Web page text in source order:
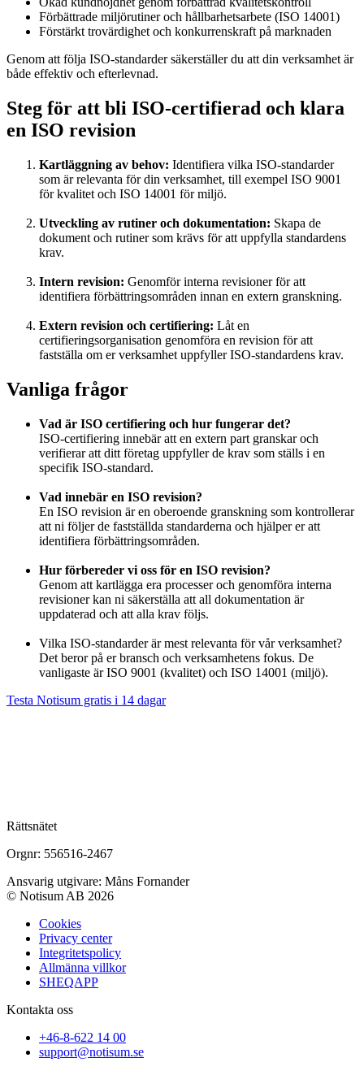
Förbättrade miljörutiner och hållbarhetsarbete (ISO 14001)
Förstärkt trovärdighet och konkurrenskraft på marknaden
Genom att följa ISO-standarder säkerställer du att din verksamhet är
både effektiv och efterlevnad.
Steg för att bli ISO-certifierad och klara
en ISO revision
Kartläggning av behov: Identifiera vilka ISO-standarder
som är relevanta för din verksamhet, till exempel ISO 9001
för kvalitet och ISO 14001 för miljö.
Utveckling av rutiner och dokumentation: Skapa de
dokument och rutiner som krävs för att uppfylla standardens
krav.
Intern revision: Genomför interna revisioner för att
identifiera förbättringsområden innan en extern granskning.
Extern revision och certifiering: Låt en
certifieringsorganisation genomföra en revision för att
fastställa om er verksamhet uppfyller ISO-standardens krav.
Vanliga frågor
Vad är ISO certifiering och hur fungerar det?
ISO-certifiering innebär att en extern part granskar och
verifierar att ditt företag uppfyller de krav som ställs i en
specifik ISO-standard.
Vad innebär en ISO revision?
En ISO revision är en oberoende granskning som kontrollerar
att ni följer de fastställda standarderna och hjälper er att
identifiera förbättringsområden.
Hur förbereder vi oss för en ISO revision?
Genom att kartlägga era processer och genomföra interna
revisioner kan ni säkerställa att all dokumentation är
uppdaterad och att alla krav följs.
Vilka ISO-standarder är mest relevanta för vår verksamhet?
Det beror på er bransch och verksamhetens fokus. De
vanligaste är ISO 9001 (kvalitet) och ISO 14001 (miljö).
Testa Notisum gratis i 14 dagar
Rättsnätet
Orgnr: 556516-2467
Ansvarig utgivare: Måns Fornander
© Notisum AB 2026
Cookies
Privacy center
Integritetspolicy
Allmänna villkor
SHEQAPP
Kontakta oss
+46-8-622 14 00
support@notisum.se